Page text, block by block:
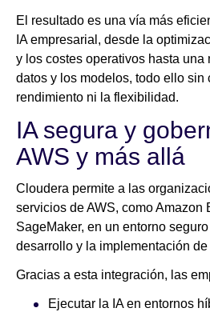
El resultado es una vía más
IA empresarial, desde la
y los costes operativos hasta una
datos y los modelos, todo ello sin
rendimiento ni la flexibilidad.
IA segura y
AWS y más allá
Cloudera permite a las
servicios de AWS, como Amazon
SageMaker, en un entorno
desarrollo y la implementación de
Gracias a esta integración, las
Ejecutar la IA en entornos